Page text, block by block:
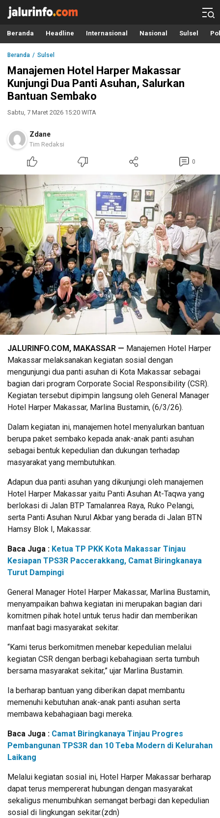
Info Terbaru, Berita Terkini Hari Ini, Jalurinfo.com
Terkini, Akurat dan Terpercaya
Beranda Headline Internasional Nasional Sulsel
Beranda Sulsel
Manajemen Hotel Harper Makassar
Kunjungi Dua Panti Asuhan, Salurkan
Bantuan Sembako
Sabtu, 7 Maret 2026 15:20 WITA
Zdane
Tim Redaksi
0
JALURINFO.COM, MAKASSAR — Manajemen Hotel Harper
Makassar melaksanakan kegiatan sosial dengan
mengunjungi dua panti asuhan di Kota Makassar sebagai
bagian dari program Corporate Social Responsibility (CSR).
Kegiatan tersebut dipimpin langsung oleh General Manager
Hotel Harper Makassar, Marlina Bustamin, (6/3/26).
Dalam kegiatan ini, manajemen hotel menyalurkan bantuan
berupa paket sembako kepada anak-anak panti asuhan
sebagai bentuk kepedulian dan dukungan terhadap
masyarakat yang membutuhkan.
Adapun dua panti asuhan yang dikunjungi oleh manajemen
Hotel Harper Makassar yaitu Panti Asuhan At-Taqwa yang
berlokasi di Jalan BTP Tamalanrea Raya, Ruko Pelangi,
serta Panti Asuhan Nurul Akbar yang berada di Jalan BTN
Hamsy Blok I, Makassar.
Baca Juga : Ketua TP PKK Kota Makassar Tinjau
Kesiapan TPS3R Paccerakkang, Camat Biringkanaya
Turut Dampingi
General Manager Hotel Harper Makassar, Marlina Bustamin,
menyampaikan bahwa kegiatan ini merupakan bagian dari
komitmen pihak hotel untuk terus hadir dan memberikan
manfaat bagi masyarakat sekitar.
“Kami terus berkomitmen menebar kepedulian melalui
kegiatan CSR dengan berbagi kebahagiaan serta tumbuh
bersama masyarakat sekitar,” ujar Marlina Bustamin.
Ia berharap bantuan yang diberikan dapat membantu
memenuhi kebutuhan anak-anak panti asuhan serta
membawa kebahagiaan bagi mereka.
Baca Juga : Camat Biringkanaya Tinjau Progres
Pembangunan TPS3R dan 10 Teba Modern di Kelurahan
Laikang
Melalui kegiatan sosial ini, Hotel Harper Makassar berharap
dapat terus mempererat hubungan dengan masyarakat
sekaligus menumbuhkan semangat berbagi dan kepedulian
sosial di lingkungan sekitar.(zdn)